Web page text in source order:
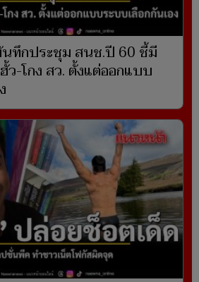
นทึกประชุม สนช.ปี 60 ชี้มี
ว-โกง สว. ตั้งแต่ออกแบบ